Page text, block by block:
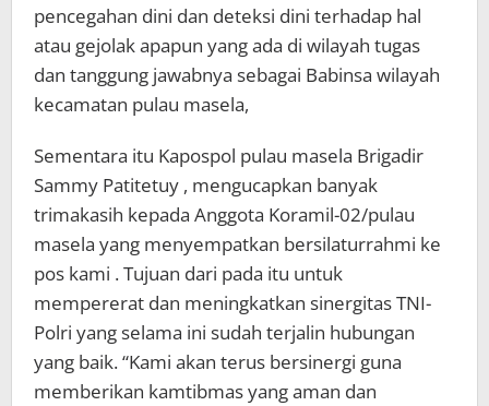
pencegahan dini dan deteksi dini terhadap hal
atau gejolak apapun yang ada di wilayah tugas
dan tanggung jawabnya sebagai Babinsa wilayah
kecamatan pulau masela,
Sementara itu Kapospol pulau masela Brigadir
Sammy Patitetuy , mengucapkan banyak
trimakasih kepada Anggota Koramil-02/pulau
masela yang menyempatkan bersilaturrahmi ke
pos kami . Tujuan dari pada itu untuk
mempererat dan meningkatkan sinergitas TNI-
Polri yang selama ini sudah terjalin hubungan
yang baik. “Kami akan terus bersinergi guna
memberikan kamtibmas yang aman dan